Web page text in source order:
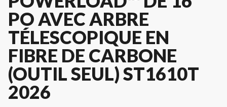
PO AVEC ARBRE
TÉLESCOPIQUE EN
FIBRE DE CARBONE
(OUTIL SEUL) ST1610T
2026